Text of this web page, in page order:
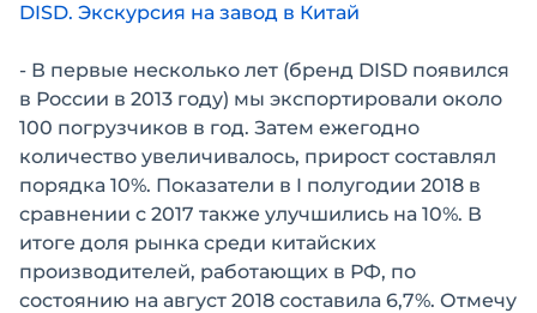
DISD. Экскурсия на завод в Китай
- В первые несколько лет (бренд DISD появился
в России в 2013 году) мы экспортировали около
100 погрузчиков в год. Затем ежегодно
количество увеличивалось, прирост составлял
порядка 10%. Показатели в I полугодии 2018 в
сравнении с 2017 также улучшились на 10%. В
итоге доля рынка среди китайских
производителей, работающих в РФ, по
состоянию на август 2018 составила 6,7%. Отмечу